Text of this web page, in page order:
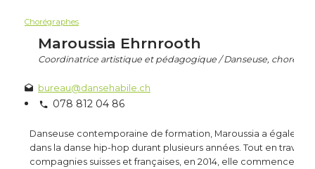
Chorégraphes
Maroussia Ehrnrooth
Coordinatrice artistique et pédagogique / Danseuse, chorégraphe,
bureau@dansehabile.ch
078 812 04 86
Danseuse contemporaine de formation, Maroussia a
dans la danse hip-hop durant plusieurs années. Tout en
compagnies suisses et françaises, en 2014, elle commence